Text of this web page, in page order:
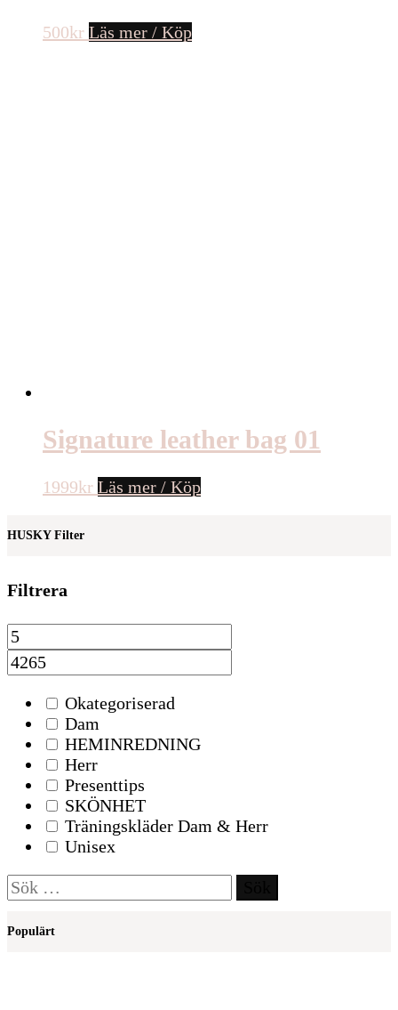
500kr Läs mer / Köp
Signature leather bag 01
1999kr Läs mer / Köp
HUSKY Filter
Filtrera
Okategoriserad
Dam
HEMINREDNING
Herr
Presenttips
SKÖNHET
Träningskläder Dam & Herr
Unisex
Sök
efter:
Populärt